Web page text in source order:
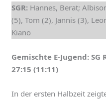
SGR: Hannes, Berat;
(5), Tom (2), Jannis (3),
Kiano
Gemischte E-Jugend:
27:15 (11:11)
In der ersten Halbzeit